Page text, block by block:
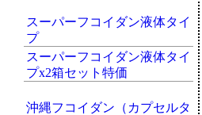
スーパーフコイダン液体タイ
プ
スーパーフコイダン液体タイ
プx2箱セット特価
沖縄フコイダン（カプセルタ